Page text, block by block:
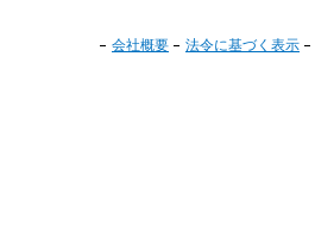
会社概要 法令に基づく表示